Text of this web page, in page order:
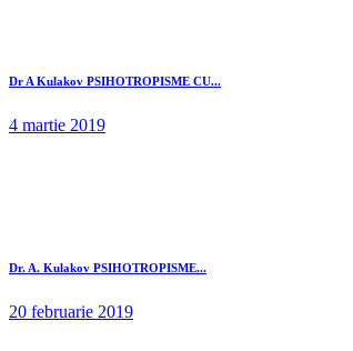
Dr A Kulakov PSIHOTROPISME CU...
4 martie 2019
Dr. A. Kulakov PSIHOTROPISME...
20 februarie 2019